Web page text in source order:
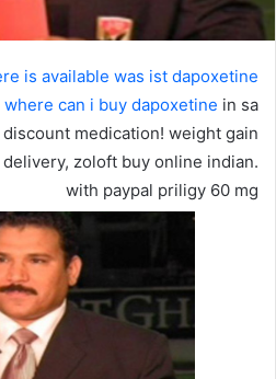
is available was ist dapoxetine
can i buy dapoxetine in sa
medication! weight gain
zoloft buy online indian.
with paypal priligy 60 mg